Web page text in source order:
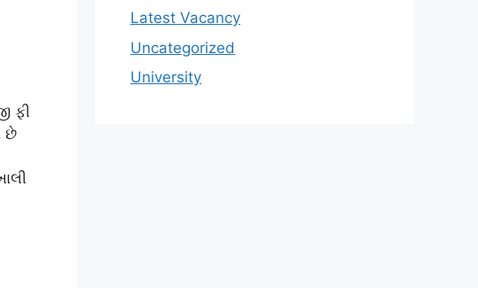
ફી
છે
Latest Vacancy
Uncategorized
University